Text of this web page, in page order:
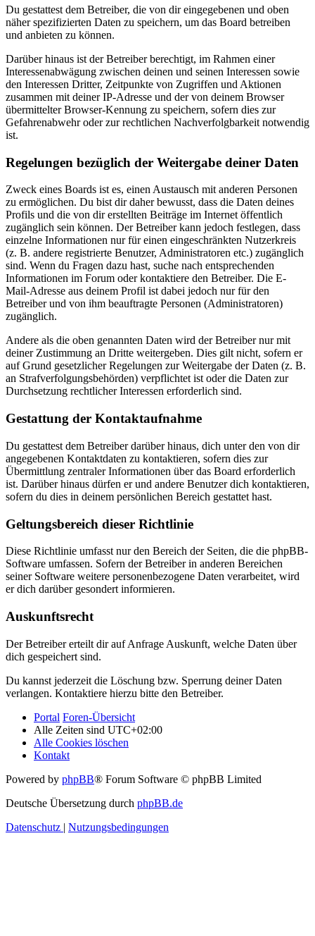
Du gestattest dem Betreiber, die von dir eingegebenen und oben
näher spezifizierten Daten zu speichern, um das Board betreiben
und anbieten zu können.
Darüber hinaus ist der Betreiber berechtigt, im Rahmen einer
Interessenabwägung zwischen deinen und seinen Interessen sowie
den Interessen Dritter, Zeitpunkte von Zugriffen und Aktionen
zusammen mit deiner IP-Adresse und der von deinem Browser
übermittelter Browser-Kennung zu speichern, sofern dies zur
Gefahrenabwehr oder zur rechtlichen Nachverfolgbarkeit notwendig
ist.
Regelungen bezüglich der Weitergabe deiner Daten
Zweck eines Boards ist es, einen Austausch mit anderen Personen
zu ermöglichen. Du bist dir daher bewusst, dass die Daten deines
Profils und die von dir erstellten Beiträge im Internet öffentlich
zugänglich sein können. Der Betreiber kann jedoch festlegen, dass
einzelne Informationen nur für einen eingeschränkten Nutzerkreis
(z. B. andere registrierte Benutzer, Administratoren etc.) zugänglich
sind. Wenn du Fragen dazu hast, suche nach entsprechenden
Informationen im Forum oder kontaktiere den Betreiber. Die E-
Mail-Adresse aus deinem Profil ist dabei jedoch nur für den
Betreiber und von ihm beauftragte Personen (Administratoren)
zugänglich.
Andere als die oben genannten Daten wird der Betreiber nur mit
deiner Zustimmung an Dritte weitergeben. Dies gilt nicht, sofern er
auf Grund gesetzlicher Regelungen zur Weitergabe der Daten (z. B.
an Strafverfolgungsbehörden) verpflichtet ist oder die Daten zur
Durchsetzung rechtlicher Interessen erforderlich sind.
Gestattung der Kontaktaufnahme
Du gestattest dem Betreiber darüber hinaus, dich unter den von dir
angegebenen Kontaktdaten zu kontaktieren, sofern dies zur
Übermittlung zentraler Informationen über das Board erforderlich
ist. Darüber hinaus dürfen er und andere Benutzer dich kontaktieren,
sofern du dies in deinem persönlichen Bereich gestattet hast.
Geltungsbereich dieser Richtlinie
Diese Richtlinie umfasst nur den Bereich der Seiten, die die phpBB-
Software umfassen. Sofern der Betreiber in anderen Bereichen
seiner Software weitere personenbezogene Daten verarbeitet, wird
er dich darüber gesondert informieren.
Auskunftsrecht
Der Betreiber erteilt dir auf Anfrage Auskunft, welche Daten über
dich gespeichert sind.
Du kannst jederzeit die Löschung bzw. Sperrung deiner Daten
verlangen. Kontaktiere hierzu bitte den Betreiber.
Portal Foren-Übersicht
Alle Zeiten sind UTC+02:00
Alle Cookies löschen
Kontakt
Powered by phpBB® Forum Software © phpBB Limited
Deutsche Übersetzung durch phpBB.de
Datenschutz | Nutzungsbedingungen